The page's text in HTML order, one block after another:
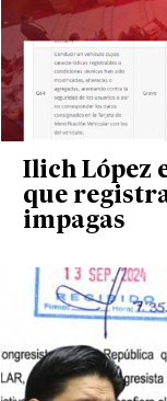
Ilich López
que
impagas